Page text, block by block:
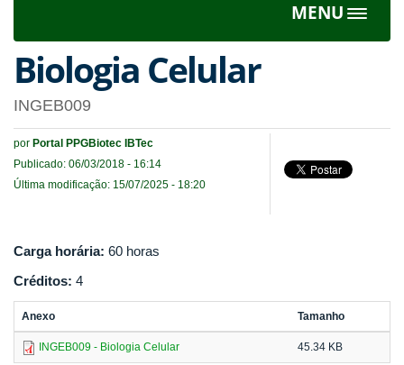
MENU
Toggle
Biologia Celular
INGEB009
por Portal PPGBiotec IBTec
Publicado: 06/03/2018 - 16:14
Última modificação: 15/07/2025 - 18:20
Carga horária: 60 horas
Créditos: 4
Anexo Tamanho
INGEB009 - Biologia Celular 45.34 KB